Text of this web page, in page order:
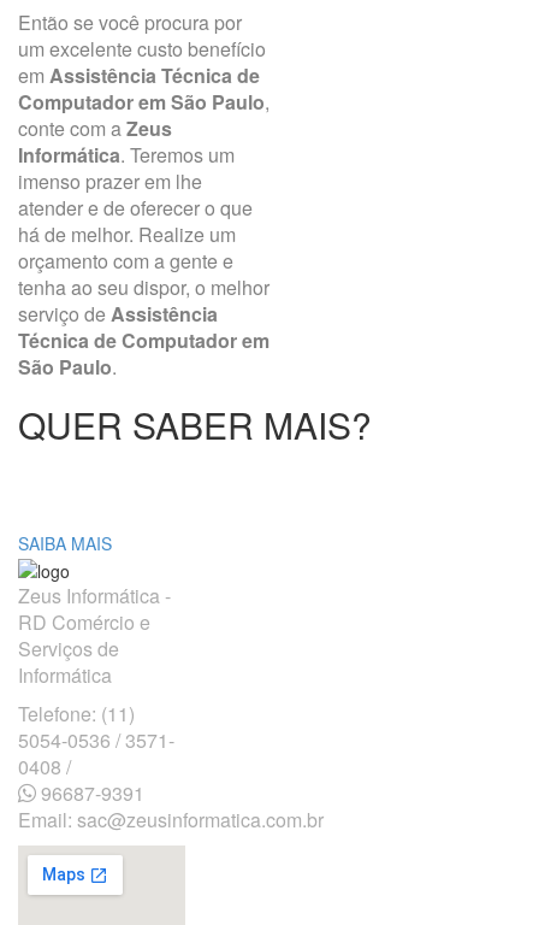
Então se você procura por
um excelente custo benefício
em Assistência Técnica de
Computador em São Paulo,
conte com aZeus
Informática. Teremos um
imenso prazer em lhe
atender e de oferecer o que
há de melhor. Realize um
orçamento com a gente e
tenha ao seu dispor, o melhor
serviço de Assistência
Técnica de Computador em
São Paulo.
QUER SABER MAIS?
SAIBA MAIS
Zeus Informática -
RD Comércio e
Serviços de
Informática
Telefone: (11)
5054-0536 / 3571-
0408 /
 96687-9391
Email: sac@zeusinformatica.com.br